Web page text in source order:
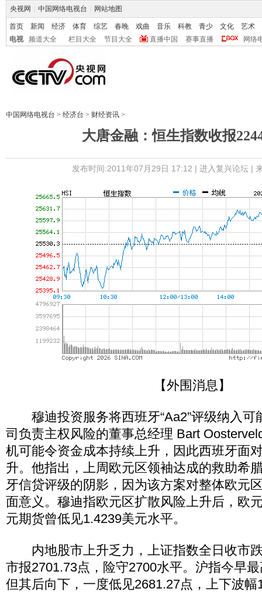
央视网 中国网络电视台 网站地图
首页 新闻 经济 体育 综艺 春晚 戏曲 音乐 科教 青少 文化
艺术
电视
频道大全 栏目大全 节目大全 直播中国 赛事直播 网络
中国网络电视台 > 经济台 > 财经资讯 >
大唐金融：恒生指数收报
发布时间:2011年07月29日 17:12 | 进入复兴论坛|
【外围消息】
穆迪投资服务将西班牙“Aa2”评级纳入可
司负责主权风险的董事总经理 Bart
机可能令资金成本持续上升，因此西班牙面
升。他指出，上周欧元区领袖达成的救助希
牙信贷评级的阴影，因为该方案对整体欧元
面意义。穆迪指欧元区扩散风险上升后，欧
元期货曾低见1.4239美元水平。
内地股市上升乏力，上证指数全日收市跌
市报2701.73点，险守2700水平。沪指今早
但其后向下，一度低见2681.27点，上下波